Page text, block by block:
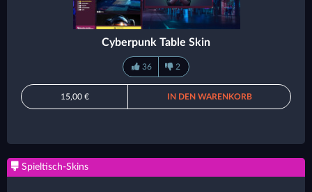
Cyberpunk Table Skin
36 2
15,00 € IN DEN WARENKORB
Spieltisch-Skins